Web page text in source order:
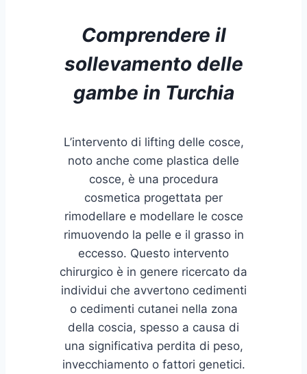
Comprendere il
sollevamento delle
gambe in Turchia
L’intervento di lifting delle cosce,
noto anche come plastica delle
cosce, è una procedura
cosmetica progettata per
rimodellare e modellare le cosce
rimuovendo la pelle e il grasso in
eccesso. Questo intervento
chirurgico è in genere ricercato da
individui che avvertono cedimenti
o cedimenti cutanei nella zona
della coscia, spesso a causa di
una significativa perdita di peso,
invecchiamento o fattori genetici.